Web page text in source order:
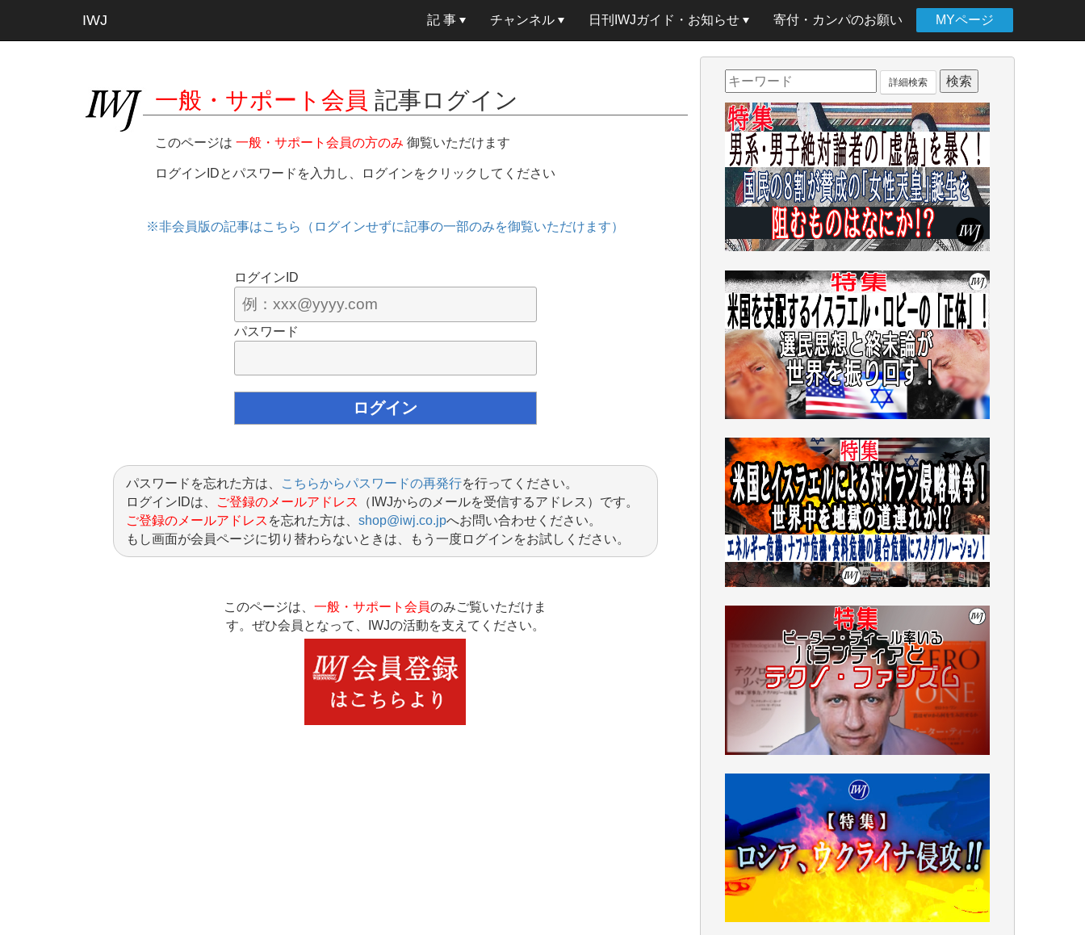
IWJ 記 事 チャンネル 日刊IWJガイド・お知らせ 寄付・カンパのお願い MYページ
一般・サポート会員 記事ログイン
このページは 一般・サポート会員の方のみ 御覧いただけます
ログインIDとパスワードを入力し、ログインをクリックしてください
※非会員版の記事はこちら（ログインせずに記事の一部のみを御覧いただけます）
ログインID
パスワード
パスワードを忘れた方は、 こちらからパスワードの再発行を行ってください。
ログインIDは、
ご登録のメールアドレス （IWJからのメールを受信するアドレス）です。
ご登録のメールアドレス を忘れた方は、 shop@iwj.co.jpへお問い合わせください。
もし画面が会員ページに切り替わらないときは、もう一度ログインをお試しください。
このページは、 一般・サポート会員のみご覧いただけま
す。ぜひ会員となって、IWJの活動を支えてください。
詳細検索